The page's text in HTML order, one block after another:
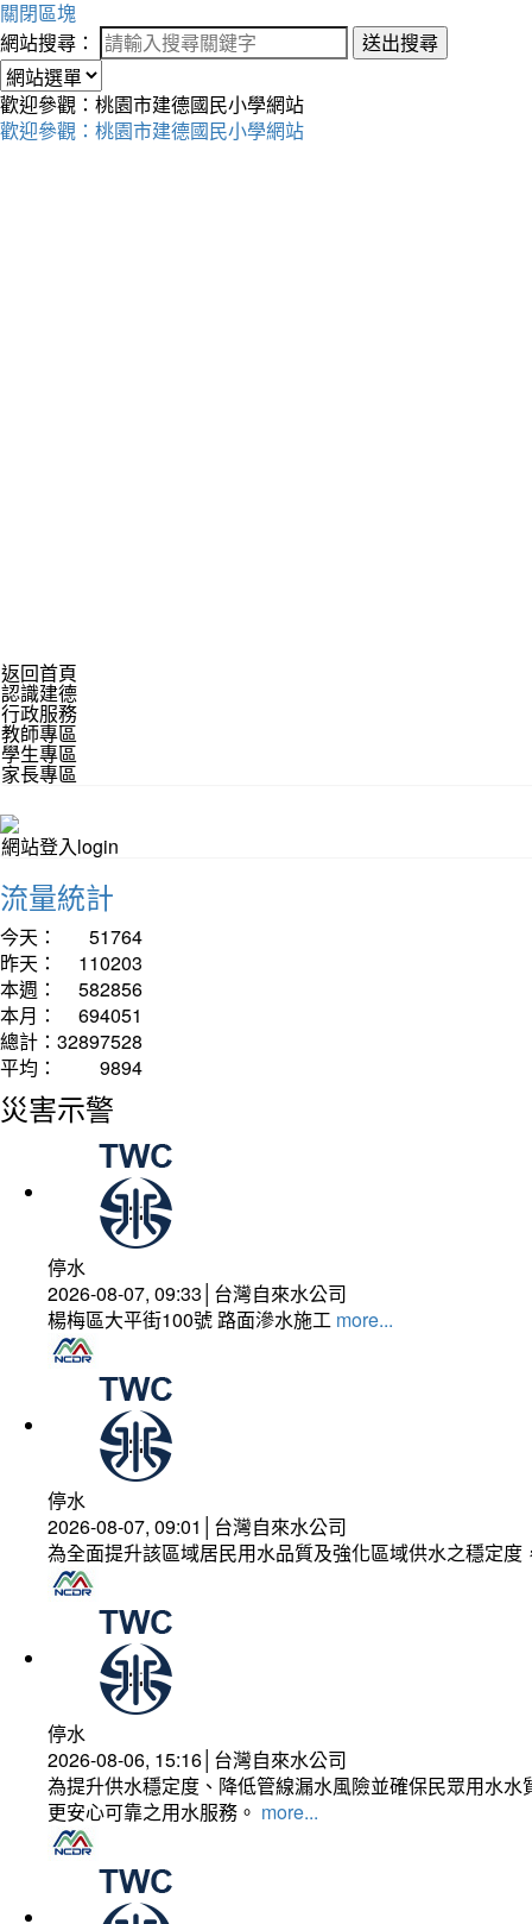
關閉區塊
網站搜尋：
送出搜尋
歡迎參觀：桃園市建德國民小學網站
歡迎參觀：桃園市建德國民小學網站
返回首頁
認識建德
行政服務
教師專區
學生專區
家長專區
網站登入login
流量統計
今天：
51764
昨天：
110203
本週：
582856
本月：
694051
總計： 32897528
平均：
9894
災害示警
停水
2026-08-07, 09:33│台灣自來水公司
楊梅區大平街100號 路面滲水施工 more...
停水
2026-08-07, 09:01│台灣自來水公司
為全面提升該區域居民用水品質及強化區域供水之穩定
停水
2026-08-06, 15:16│台灣自來水公司
為提升供水穩定度、降低管線漏水風險並確保民眾用水
更安心可靠之用水服務。 more...